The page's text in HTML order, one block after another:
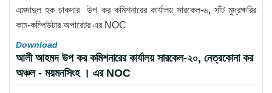
এমদাদুল হক চাকদার উপ কর কমিশনারের কার্যালয় সারকেল-৬, সাঁট মুদ্রক্ষরির
কাম-কম্পিউটার অপারেটর এর NOC
Download
আলী আহমদ উপ কর কমিশনারের কার্যালয় সারকেল-২০, নেত্রকোনা কর
অঞ্চল - ময়মনসিংহ । এর NOC